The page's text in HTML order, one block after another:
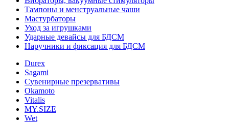
Тампоны и менструальные чаши
Мастурбаторы
Уход за игрушками
Ударные девайсы для БДСМ
Наручники и фиксация для БДСМ
Durex
Sagami
Сувенирные презервативы
Okamoto
Vitalis
MY.SIZE
Wet